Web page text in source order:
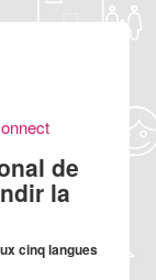
de
la
cinq langues